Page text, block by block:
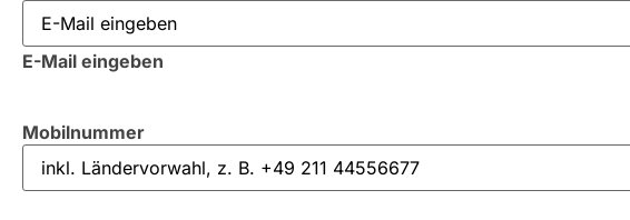
Email*
E-Mail eingeben
Mobilnummer